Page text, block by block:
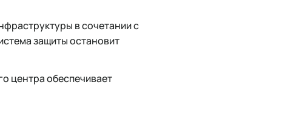
в сочетании с
защиты остановит
центра обеспечивает